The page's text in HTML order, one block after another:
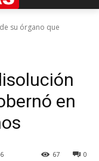
su órgano que
en
0
67